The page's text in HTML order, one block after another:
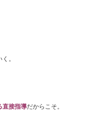
。
直接指導だからこそ。